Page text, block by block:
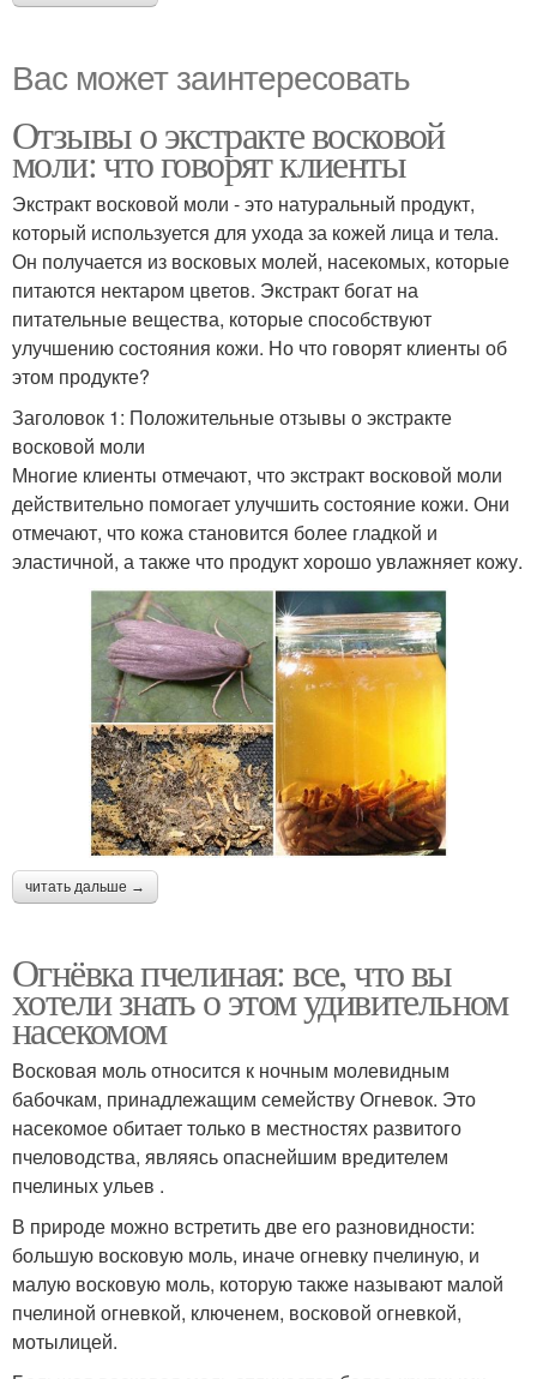
Вас может заинтересовать
Отзывы о экстракте восковой
моли: что говорят клиенты
Экстракт восковой моли - это натуральный продукт,
который используется для ухода за кожей лица и тела.
Он получается из восковых молей, насекомых, которые
питаются нектаром цветов. Экстракт богат на
питательные вещества, которые способствуют
улучшению состояния кожи. Но что говорят клиенты об
этом продукте?
Заголовок 1: Положительные отзывы о экстракте
восковой моли
Многие клиенты отмечают, что экстракт восковой моли
действительно помогает улучшить состояние кожи. Они
отмечают, что кожа становится более гладкой и
эластичной, а также что продукт хорошо увлажняет кожу.
читать дальше →
Огнёвка пчелиная: все, что вы
хотели знать о этом удивительном
насекомом
Восковая моль относится к ночным молевидным
бабочкам, принадлежащим семейству Огневок. Это
насекомое обитает только в местностях развитого
пчеловодства, являясь опаснейшим вредителем
пчелиных ульев .
В природе можно встретить две его разновидности:
большую восковую моль, иначе огневку пчелиную, и
малую восковую моль, которую также называют малой
пчелиной огневкой, ключенем, восковой огневкой,
мотылицей.